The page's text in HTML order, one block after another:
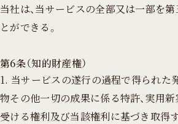
当社は、当サービスの全部又は一部を
とができる。
第6条（知的財産権）
1. 当サービスの遂行の過程で得られた発
物その他一切の成果に係る特許、実用
受ける権利及び当該権利に基づき取得